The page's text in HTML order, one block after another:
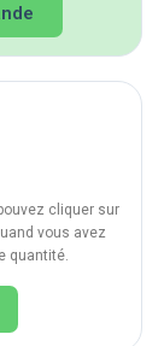
cliquer sur
vous avez
quantité.